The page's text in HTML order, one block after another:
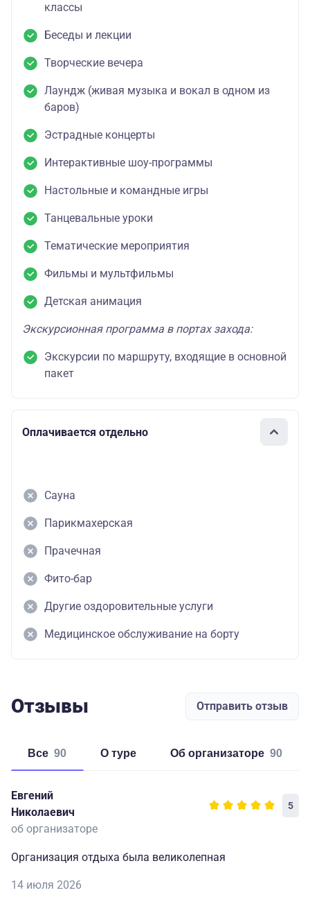
классы
Беседы и лекции
Творческие вечера
Лаундж (живая музыка и вокал в одном из
баров)
Эстрадные концерты
Интерактивные шоу-программы
Настольные и командные игры
Танцевальные уроки
Тематические мероприятия
Фильмы и мультфильмы
Детская анимация
Экскурсионная программа в портах захода:
Экскурсии по маршруту, входящие в основной
пакет
Оплачивается отдельно
Сауна
Парикмахерская
Прачечная
Фито-бар
Другие оздоровительные услуги
Медицинское обслуживание на борту
Отзывы Отправить отзыв
Все 90 о туре об организаторе 90
Евгений
Николаевич
5
об организаторе
Организация отдыха была великолепная
14 июля 2026